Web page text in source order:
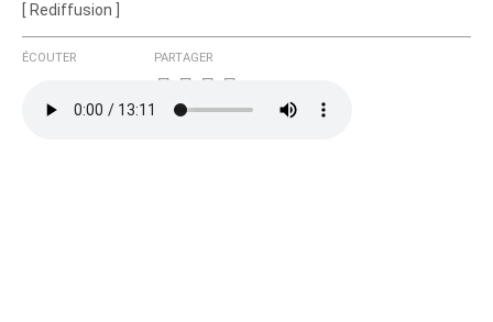
[ Rediffusion ]
ÉCOUTER PARTAGER